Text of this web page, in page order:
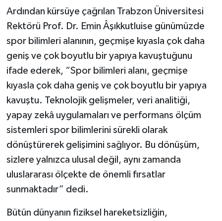
Ardından kürsüye çağrılan Trabzon Üniversitesi
Rektörü Prof. Dr. Emin Âşıkkutluise günümüzde
spor bilimleri alanının, geçmişe kıyasla çok daha
geniş ve çok boyutlu bir yapıya kavuştuğunu
ifade ederek, “Spor bilimleri alanı, geçmişe
kıyasla çok daha geniş ve çok boyutlu bir yapıya
kavuştu. Teknolojik gelişmeler, veri analitiği,
yapay zekâ uygulamaları ve performans ölçüm
sistemleri spor bilimlerini sürekli olarak
dönüştürerek gelişimini sağlıyor. Bu dönüşüm,
sizlere yalnızca ulusal değil, aynı zamanda
uluslararası ölçekte de önemli fırsatlar
sunmaktadır” dedi.
Bütün dünyanın fiziksel hareketsizliğin,